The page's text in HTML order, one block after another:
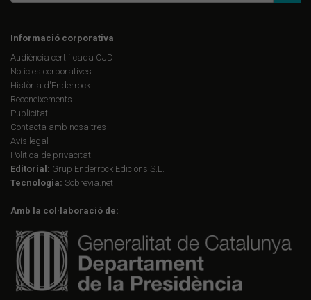
Informació corporativa
Audiència certificada OJD
Notícies corporatives
Història d'Enderrock
Reconeixements
Publicitat
Contacta amb nosaltres
Avís legal
Política de privacitat
Editorial: Grup Enderrock Edicions S.L.
Tecnologia: Sobrevia.net
Amb la col·laboració de: